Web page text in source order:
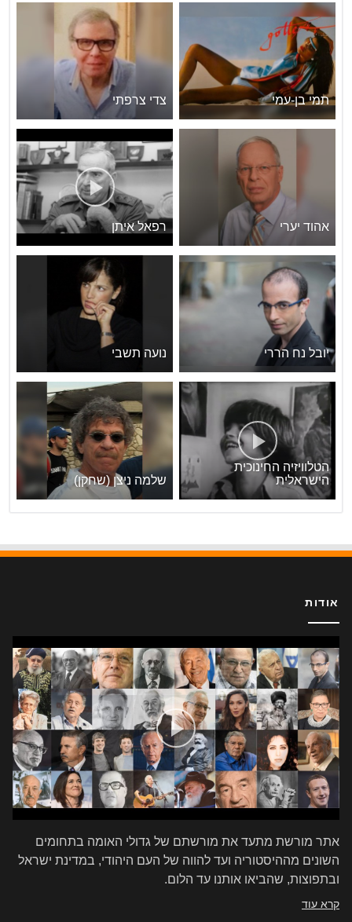
תמי בן-עמי צדי צרפתי
אהוד יערי רפאל איתן
יובל נח הררי נועה תשבי
הטלוויזיה החינוכית
הישראלית
שלמה ניצן (שחקן)
אודות
אתר מורשת מתעד את מורשתם של גדולי האומה בתחומים
השונים מההיסטוריה ועד להווה של העם היהודי, במדינת ישראל
ובתפוצות, שהביאו אותנו עד הלום.
קרא עוד